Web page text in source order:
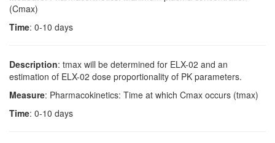
(Cmax)
Time: 0-10 days
Description: tmax will be determined for ELX-02 and an
estimation of ELX-02 dose proportionality of PK parameters.
Measure: Pharmacokinetics: Time at which Cmax occurs (tmax)
Time: 0-10 days